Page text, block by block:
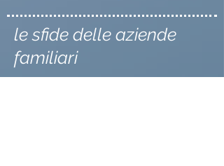
le sfide delle aziende
familiari